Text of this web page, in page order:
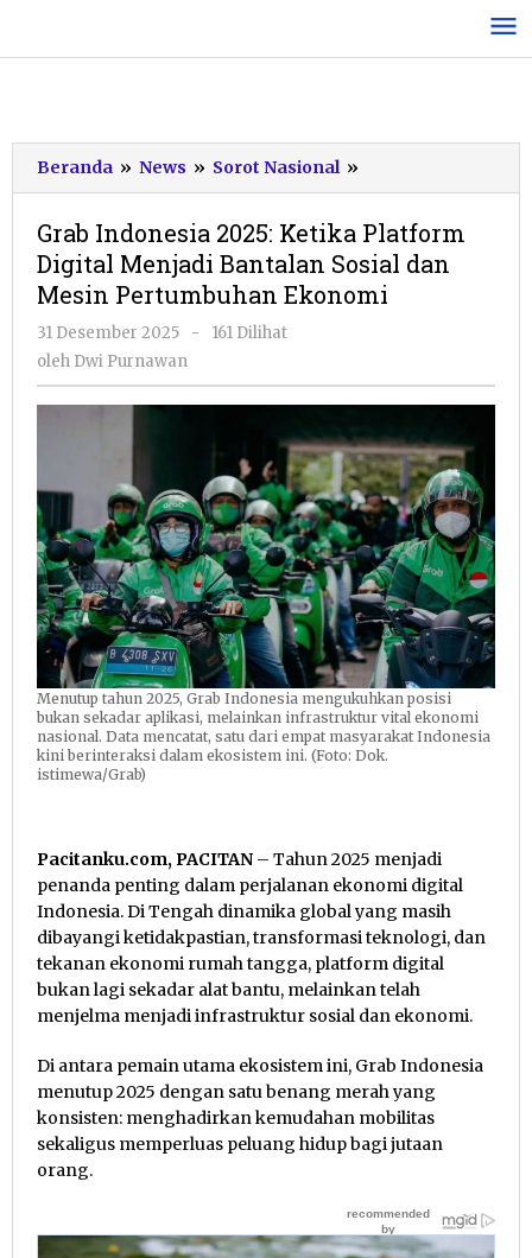
konten
Beranda » News » Sorot Nasional »
Indonesia
Ketika
Platform
Digital
dan
Pertumbuhan
Ekonomi
Grab Indonesia 2025: Ketika Platform
Digital Menjadi Bantalan Sosial dan
Mesin Pertumbuhan Ekonomi
31 Desember 2025
oleh
-
161 Dilihat
oleh Dwi Purnawan
Menutup tahun 2025, Grab Indonesia mengukuhkan posisi
bukan sekadar aplikasi, melainkan infrastruktur vital ekonomi
nasional. Data mencatat, satu dari empat masyarakat Indonesia
kini berinteraksi dalam ekosistem ini. (Foto: Dok.
istimewa/Grab)
Pacitanku.com, PACITAN – Tahun 2025 menjadi
penanda penting dalam perjalanan ekonomi digital
Indonesia. Di Tengah dinamika global yang masih
dibayangi ketidakpastian, transformasi teknologi, dan
tekanan ekonomi rumah tangga, platform digital
bukan lagi sekadar alat bantu, melainkan telah
menjelma menjadi infrastruktur sosial dan ekonomi.
Di antara pemain utama ekosistem ini, Grab Indonesia
menutup 2025 dengan satu benang merah yang
konsisten: menghadirkan kemudahan mobilitas
sekaligus memperluas peluang hidup bagi jutaan
orang.